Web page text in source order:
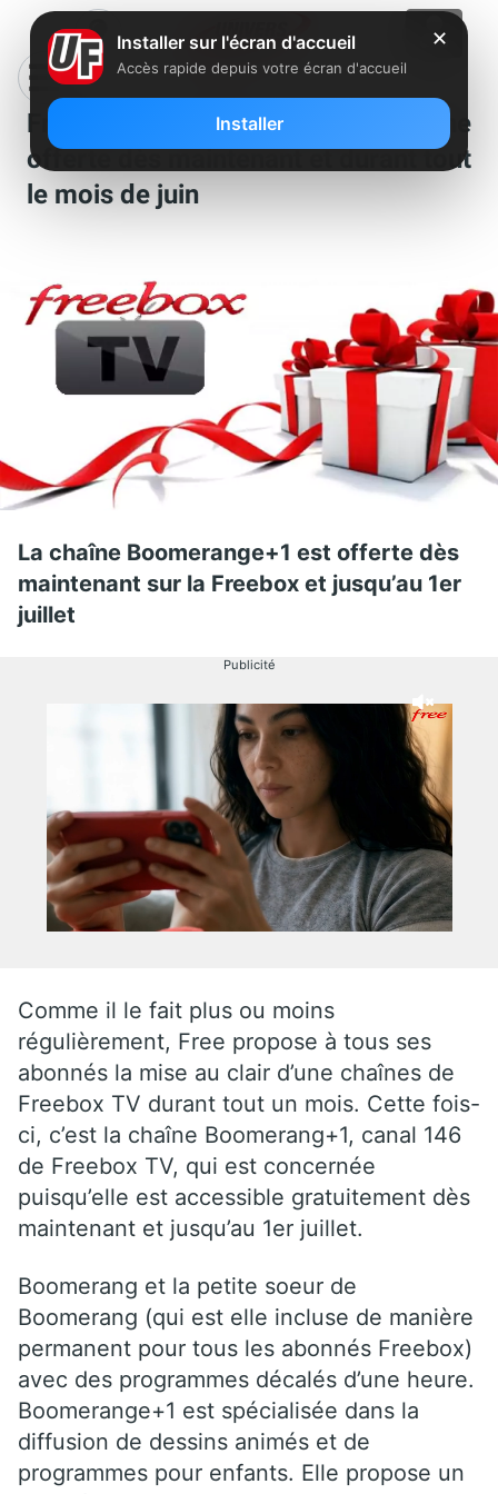
Freebox : bénéficiez d’une chaîne
offerte dès maintenant et durant tout
le mois de juin
La chaîne Boomerange+1 est offerte dès
maintenant sur la Freebox et jusqu’au 1er
juillet
Publicité
Comme il le fait plus ou moins
régulièrement, Free propose à tous ses
abonnés la mise au clair d’une chaînes de
Freebox TV durant tout un mois. Cette fois-
ci, c’est la chaîne Boomerang+1, canal 146
de Freebox TV, qui est concernée
puisqu’elle est accessible gratuitement dès
maintenant et jusqu’au 1er juillet.
Boomerang et la petite soeur de
Boomerang (qui est elle incluse de manière
permanent pour tous les abonnés Freebox)
avec des programmes décalés d’une heure.
Boomerange+1 est spécialisée dans la
diffusion de dessins animés et de
programmes pour enfants. Elle propose un
✕
Installer sur l'écran d'accueil
Accès rapide depuis votre écran d'accueil
Installer